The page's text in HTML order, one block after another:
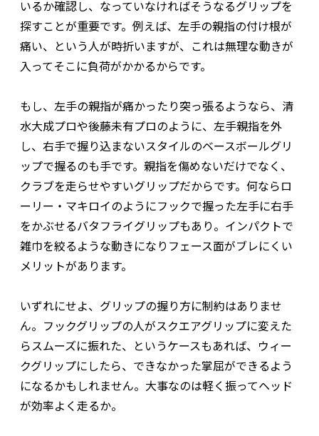
いるか確認し、なっていなければそうなるグリップを
探すことが重要です。例えば、左手の親指の付け根が
痛い、という人が時折いますが、これは無理な動きが
入ってそこに負荷がかかるからです。
もし、左手の親指が痛かったり突っ張るようなら、清
水大成プロや後藤未有プロのように、左手親指を外
し、右手で握り込まないスタイルのベースボールグリ
ップで握るのも手です。親指を傷めないだけでなく、
クラブを走らせやすいグリップだからです。何ならロ
ーリー・マキロイのようにフックで握った左手に右手
をかぶせるバタフライグリップもあり。インパクトで
雑巾を絞るような動きになりフェース面がブレにくい
メリットがあります。
いずれにせよ、グリップの握り方に制約はありませ
ん。フックグリップの人がスクエアグリップに変えた
らスムーズに振れた、というケースもあれば、ウィー
クグリップにしたら、できなかった掌屈ができるよう
になるかもしれません。大事なのは軽く振ってヘッド
が効率よく走るか。